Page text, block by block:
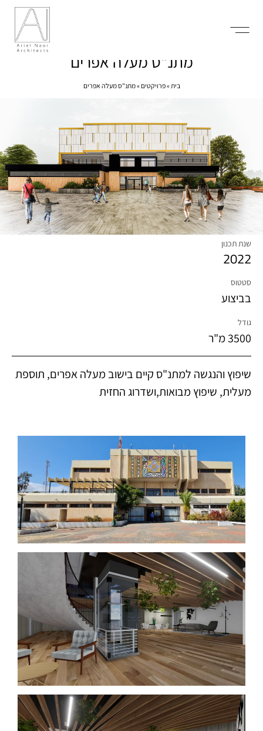
מתנ"ס מעלה אפרים
בית»פרויקטים»מתנ"ס מעלה אפרים
שיפוץ והנגשה למתנ"ס קיים בישוב מעלה אפרים, תוספת
מעלית, שיפוץ מבואות,ושדרוג החזית
שנת תכנון
2022
סטטוס
בביצוע
גודל
3500 מ"ר